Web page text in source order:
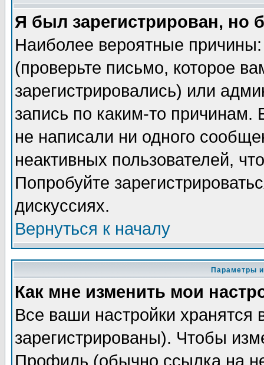
Я был зарегистрирован, но
Наиболее вероятные
(проверьте письмо, которое
зарегистрировались) или
запись по каким-то
не написали ни одного
неактивных пользователей,
Попробуйте
дискуссиях.
Вернуться к началу
Параметры
Как мне изменить мои
Все ваши настройки
зарегистрированы). Чтобы
Профиль (обычно ссылка на